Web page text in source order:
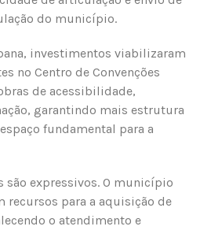
do município.
investimentos viabilizaram
no Centro de Convenções
de acessibilidade,
garantindo mais estrutura
fundamental para a
são expressivos. O município
recursos para a aquisição de
o atendimento e